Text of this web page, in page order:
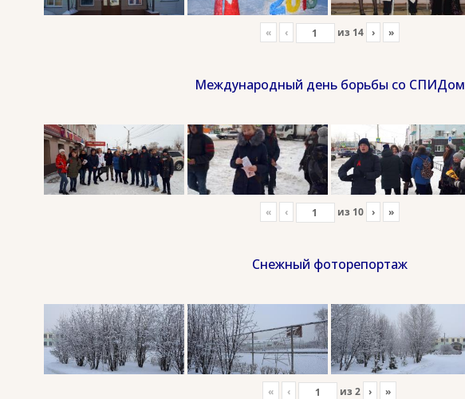
« ‹ из 14 › »
Международный день борьбы со СПИДом
« ‹ из 10 › »
Снежный фоторепортаж
« ‹ из 2 › »